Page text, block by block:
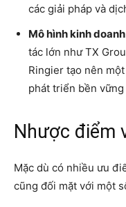
các giải pháp và
Mô hình kinh
tác lớn như TX
Ringier tạo nên
phát triển bền
Nhược điểm
Mặc dù có nhiều ưu
cũng đối mặt với một